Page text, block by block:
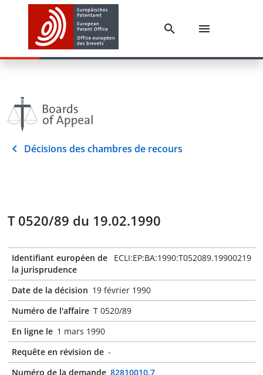
Décisions des chambres de recours
T 0520/89 du 19.02.1990
Identifiant européen de
la jurisprudence
ECLI:EP:BA:1990:T052089.19900219
Date de la décision 19 février 1990
Numéro de l'affaire T 0520/89
En ligne le 1 mars 1990
Requête en révision de -
Numéro de la demande 82810010.7